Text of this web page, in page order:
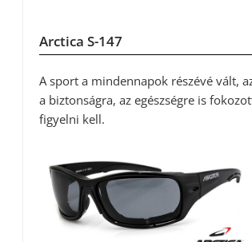
Arctica S-147
A sport a mindennapok részévé vált,
a biztonságra, az egészségre is
figyelni kell.